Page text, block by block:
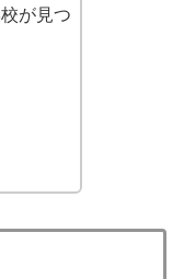
が見つ